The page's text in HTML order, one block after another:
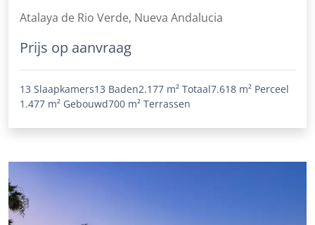
Atalaya de Rio Verde, Nueva Andalucia
Prijs op aanvraag
13 Slaapkamers13 Baden2.177 m² Totaal7.618 m² Perceel
1.477 m² Gebouwd700 m² Terrassen